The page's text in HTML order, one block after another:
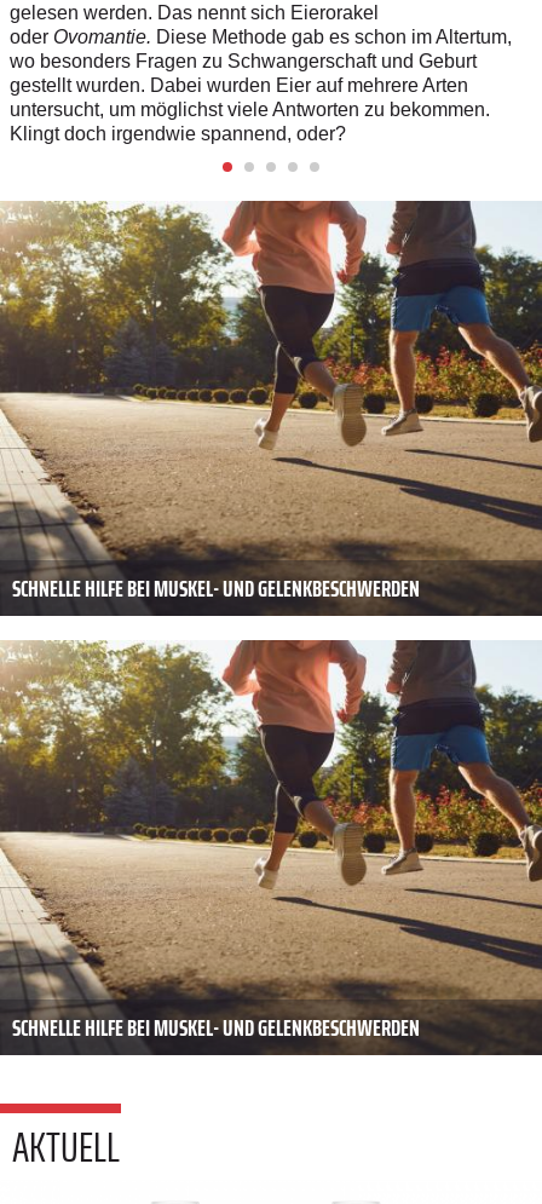
gelesen werden. Das nennt sich Eierorakel
oder Ovomantie. Diese Methode gab es schon im Altertum,
wo besonders Fragen zu Schwangerschaft und Geburt
gestellt wurden. Dabei wurden Eier auf mehrere Arten
untersucht, um möglichst viele Antworten zu bekommen.
Klingt doch irgendwie spannend, oder?
SCHNELLE HILFE BEI MUSKEL- UND GELENKBESCHWERDEN
SCHNELLE HILFE BEI MUSKEL- UND GELENKBESCHWERDEN
AKTUELL